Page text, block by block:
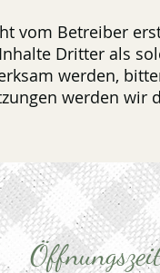
vom Betreiber
Dritter als
werden,
werden